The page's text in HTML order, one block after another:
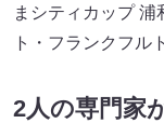
まシティカップ
ト・フランクフル
2人の専門家